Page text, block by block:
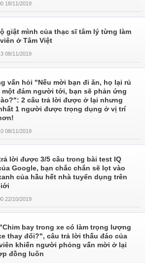
18/11/2019
giật mình của thạc sĩ tâm lý từng làm
ở Tâm Việt
08/11/2019
vấn hỏi "Nếu mời bạn đi ăn, họ lại rủ
một đám người tới, bạn sẽ phản ứng
2 câu trả lời được ở lại nhưng
1 người được trọng dụng ở vị trí
08/11/2019
lời được 3/5 câu trong bài test IQ
Google, bạn chắc chắn sẽ lọt vào
của hầu hết nhà tuyển dụng trên
22/10/2019
bay trong xe có làm trọng lượng
thay đổi?", câu trả lời thấu đáo của
khiến người phỏng vấn mời ở lại
đồng luôn